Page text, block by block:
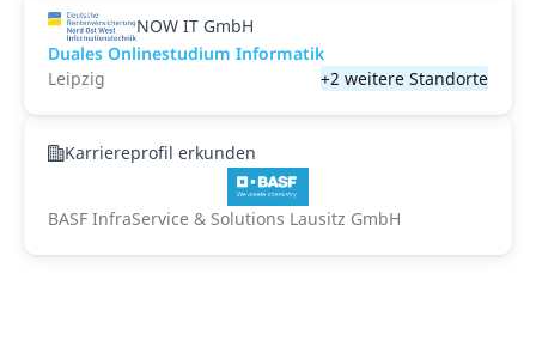
NOW IT GmbH
Duales Onlinestudium Informatik
Leipzig
+2 weitere Standorte
Karriereprofil erkunden
BASF InfraService & Solutions Lausitz GmbH